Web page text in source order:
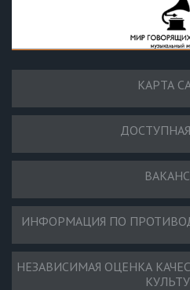
КАРТА
ИНФОРМАЦИЯ ПО
НЕЗАВИСИМАЯ ОЦЕНКА